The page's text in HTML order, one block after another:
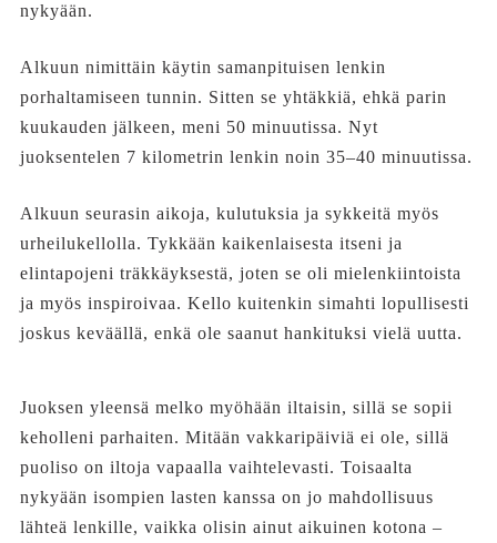
nykyään.
Alkuun nimittäin käytin samanpituisen lenkin
porhaltamiseen tunnin. Sitten se yhtäkkiä, ehkä parin
kuukauden jälkeen, meni 50 minuutissa. Nyt
juoksentelen 7 kilometrin lenkin noin 35–40 minuutissa.
Alkuun seurasin aikoja, kulutuksia ja sykkeitä myös
urheilukellolla. Tykkään kaikenlaisesta itseni ja
elintapojeni träkkäyksestä, joten se oli mielenkiintoista
ja myös inspiroivaa. Kello kuitenkin simahti lopullisesti
joskus keväällä, enkä ole saanut hankituksi vielä uutta.
Juoksen yleensä melko myöhään iltaisin, sillä se sopii
keholleni parhaiten. Mitään vakkaripäiviä ei ole, sillä
puoliso on iltoja vapaalla vaihtelevasti. Toisaalta
nykyään isompien lasten kanssa on jo mahdollisuus
lähteä lenkille, vaikka olisin ainut aikuinen kotona –